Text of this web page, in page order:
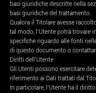
basi giuridiche descritte nella
basi giuridiche del trattamento.
Qualora il Titolare avesse
tal modo, l’Utente potrà trovare
specifiche riguardo alle fonti
di questo documento o
Diritti dell’Utente
Gli Utenti possono esercitare
riferimento ai Dati trattati dal
In particolare, l’Utente ha il